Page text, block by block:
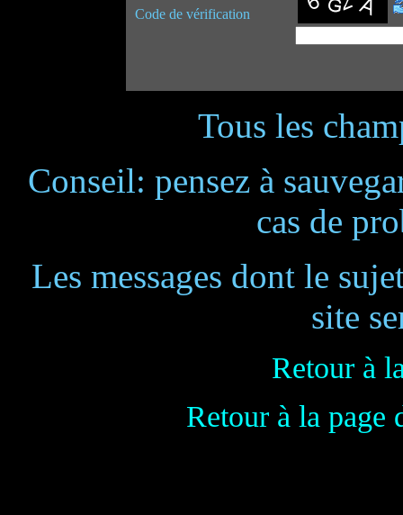
Code de vérification
Tous les
Conseil: pensez à
cas de
Les messages dont le
site
Retour à
Retour à la page